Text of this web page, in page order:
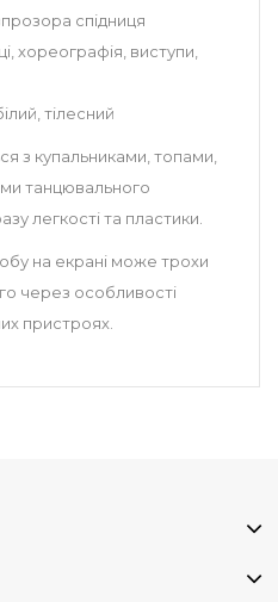
спідниця
хореографія, виступи,
тілесний
з купальниками, топами,
танцювального
легкості та пластики.
на екрані може трохи
через особливості
пристроях.